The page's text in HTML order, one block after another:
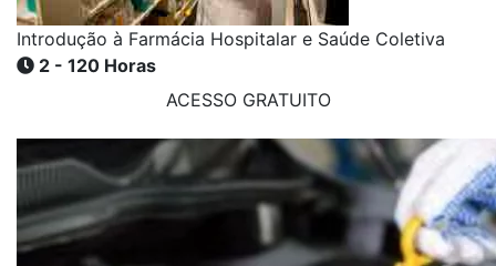
Introdução à Farmácia Hospitalar e Saúde Coletiva
2 - 120 Horas
ACESSO GRATUITO